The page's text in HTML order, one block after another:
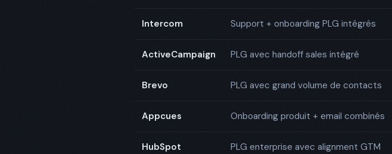
Intercom Support + onboarding PLG intégrés
ActiveCampaign PLG avec handoff sales intégré
Brevo PLG avec grand volume de contacts
Appcues Onboarding produit + email combinés
HubSpot PLG enterprise avec alignment GTM